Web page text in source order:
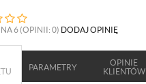
NA 6 (OPINII: 0) DODAJ OPINIĘ
PARAMETRY
OPINIE
KLIENTÓW